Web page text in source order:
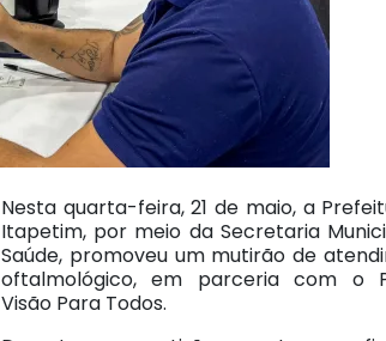
Nesta quarta-feira, 21 de maio, a
Itapetim, por meio da Secretaria
Saúde, promoveu um mutirão de
oftalmológico, em parceria com o
Visão Para Todos.